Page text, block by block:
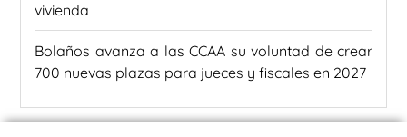
vivienda
Bolaños avanza a las CCAA su voluntad de crear
700 nuevas plazas para jueces y fiscales en 2027